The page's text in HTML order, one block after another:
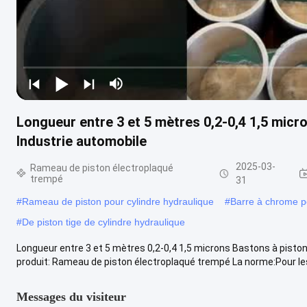
Longueur entre 3 et 5 mètres 0,2-0,4 1,5
Industrie automobile
Rameau de piston électroplaqué
trempé
2025-03-
31
#Rameau de piston pour cylindre hydraulique #Barre à chrome
#De piston tige de cylindre hydraulique
Longueur entre 3 et 5 mètres 0,2-0,4 1,5 microns Bastons à
produit: Rameau de piston électroplaqué trempé La norme:Pour
Messages du visiteur